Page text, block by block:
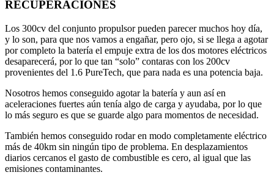
RECUPERACIONES
Los 300cv del conjunto propulsor pueden parecer muchos hoy día,
y lo son, para que nos vamos a engañar, pero ojo, si se llega a agotar
por completo la batería el empuje extra de los dos motores eléctricos
desaparecerá, por lo que tan “solo” contaras con los 200cv
provenientes del 1.6 PureTech, que para nada es una potencia baja.
Nosotros hemos conseguido agotar la batería y aun así en
aceleraciones fuertes aún tenía algo de carga y ayudaba, por lo que
lo más seguro es que se guarde algo para momentos de necesidad.
También hemos conseguido rodar en modo completamente eléctrico
más de 40km sin ningún tipo de problema. En desplazamientos
diarios cercanos el gasto de combustible es cero, al igual que las
emisiones contaminantes.